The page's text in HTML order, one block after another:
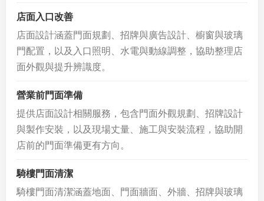
店面入口改善
店面設計涵蓋門面規劃、招牌與廣告設計、櫥窗與玻璃
門配置，以及入口照明、水電與動線調整，協助整理店
面外觀與提升辨識度。
營業前門面準備
提供店面設計相關服務，包含門面外觀規劃、招牌設計
與製作安裝，以及現場丈量、施工與安裝流程，協助開
店前的門面準備更有方向。
騎樓門面清潔
騎樓門面清潔涵蓋地面、門面牆面、外牆、招牌與玻璃